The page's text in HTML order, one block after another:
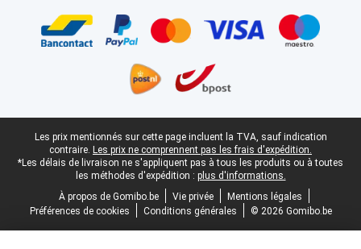
Pied-de-page légal
Les prix mentionnés sur cette page incluent la TVA, sauf indication
contraire. Les prix ne comprennent pas les frais d'expédition.
*Les délais de livraison ne s'appliquent pas à tous les produits ou à toutes
les méthodes d'expédition : plus d'informations.
À propos de Gomibo.be
Vie privée
Mentions légales
Préférences de cookies
Conditions générales © 2026 Gomibo.be